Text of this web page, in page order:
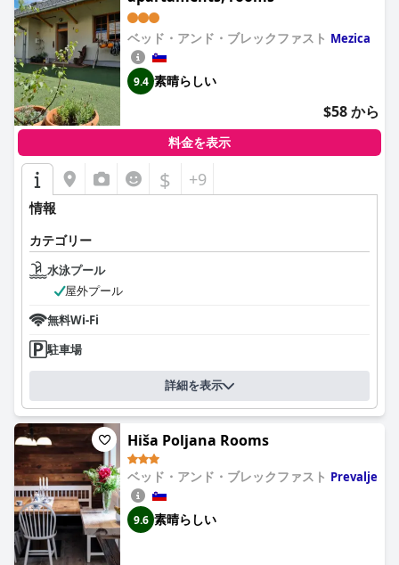
ベッド・アンド・ブレックファスト Mezica
9.4 素晴らしい
$58 から
料金を表示
$ +9
情報
カテゴリー
水泳プール
屋外プール
無料Wi-Fi
駐車場
詳細を表示
Hiša Poljana Rooms
ベッド・アンド・ブレックファスト Prevalje
9.6 素晴らしい